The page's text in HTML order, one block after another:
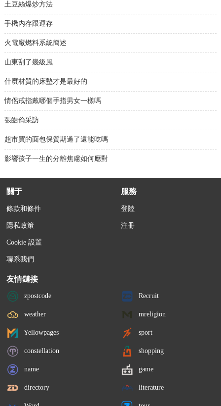
土豆絲爆炒方法
手機内存跟運存
火電廠燃料系統簡述
山東刮了幾級風
什麼材質的床墊才是最好的
情侶戒指戴哪個手指男女一樣嗎
張皓倫采訪
超市買的面包保質期過了還能吃嗎
影響孩子一生的分離焦慮如何應對
關于
條款和條件
隱私政策
Cookie 設置
聯系我們
服務
登陸
注冊
友情鏈接
zpostcode Recruit
weather mreligion
Yellowpages sport
constellation shopping
name game
directory literature